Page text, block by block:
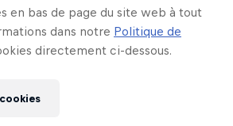
en bas de page du site web à tout
dans notre Politique de
directement ci-dessous.